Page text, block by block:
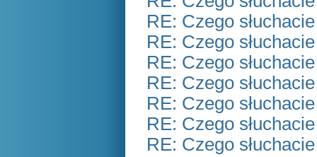
RE: Czego
RE: Czego
RE: Czego
RE: Czego
RE: Czego
RE: Czego
RE: Czego